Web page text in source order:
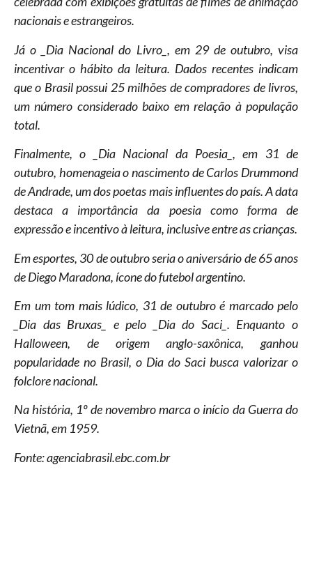
nacionais e estrangeiros.
Já o _Dia Nacional do Livro_, em 29 de outubro, visa
incentivar o hábito da leitura. Dados recentes indicam
que o Brasil possui 25 milhões de compradores de livros,
um número considerado baixo em relação à população
total.
Finalmente, o _Dia Nacional da Poesia_, em 31 de
outubro, homenageia o nascimento de Carlos Drummond
de Andrade, um dos poetas mais influentes do país. A data
destaca a importância da poesia como forma de
expressão e incentivo à leitura, inclusive entre as crianças.
Em esportes, 30 de outubro seria o aniversário de 65 anos
de Diego Maradona, ícone do futebol argentino.
Em um tom mais lúdico, 31 de outubro é marcado pelo
_Dia das Bruxas_ e pelo _Dia do Saci_. Enquanto o
Halloween, de origem anglo-saxônica, ganhou
popularidade no Brasil, o Dia do Saci busca valorizar o
folclore nacional.
Na história, 1º de novembro marca o início da Guerra do
Vietnã, em 1959.
Fonte: agenciabrasil.ebc.com.br